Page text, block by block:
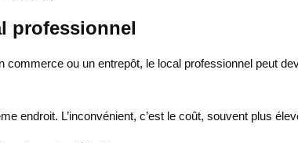
professionnel
ou un entrepôt, le local professionnel peut
endroit. L’inconvénient, c’est le coût, souvent plus